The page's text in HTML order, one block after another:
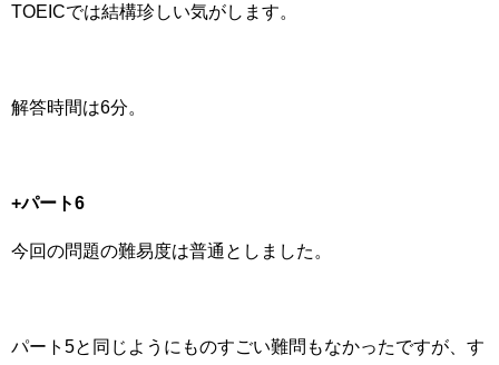
TOEICでは結構珍しい気がします。
解答時間は6分。
+パート6
今回の問題の難易度は普通としました。
パート5と同じようにものすごい難問もなかったですが、す